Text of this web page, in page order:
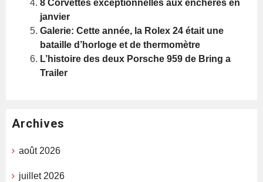
8 Corvettes exceptionnelles aux enchères en
janvier
Galerie: Cette année, la Rolex 24 était une
bataille d’horloge et de thermomètre
L’histoire des deux Porsche 959 de Bring a
Trailer
Archives
août 2026
juillet 2026